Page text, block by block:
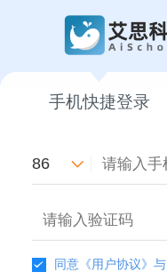
手机快捷登录
86
同意 《用户协议》与